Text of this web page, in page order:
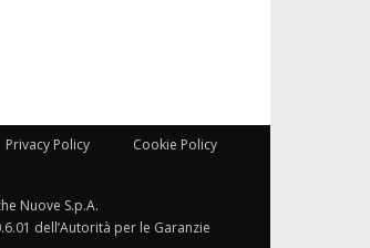
Privacy Policy Cookie Policy
Nuove S.p.A.
dell’Autorità per le Garanzie